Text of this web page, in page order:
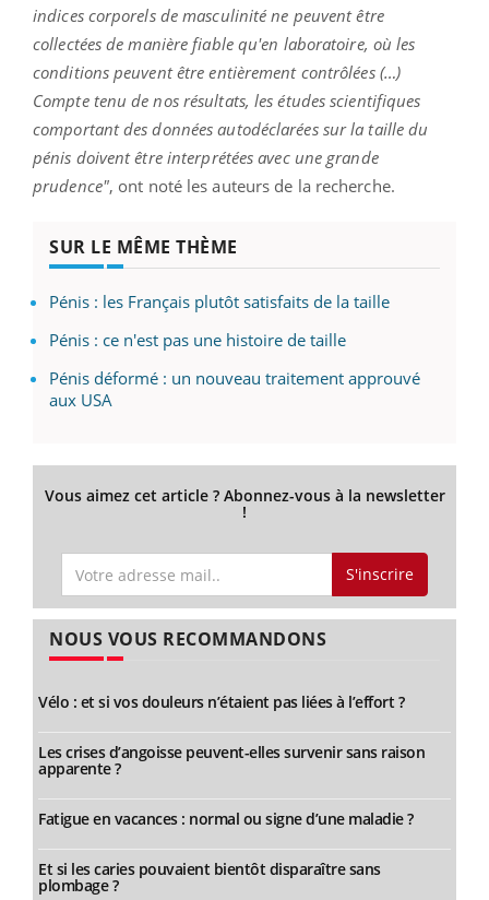
indices corporels de masculinité ne peuvent être
collectées de manière fiable qu'en laboratoire, où les
conditions peuvent être entièrement contrôlées (…)
Compte tenu de nos résultats, les études scientifiques
comportant des données autodéclarées sur la taille du
pénis doivent être interprétées avec une grande
prudence", ont noté les auteurs de la recherche.
SUR LE MÊME THÈME
Pénis : les Français plutôt satisfaits de la taille
Pénis : ce n'est pas une histoire de taille
Pénis déformé : un nouveau traitement approuvé
aux USA
Vous aimez cet article ? Abonnez-vous à la newsletter
!
S'inscrire
NOUS VOUS RECOMMANDONS
Vélo : et si vos douleurs n’étaient pas liées à l’effort ?
Les crises d’angoisse peuvent-elles survenir sans raison
apparente ?
Fatigue en vacances : normal ou signe d’une maladie ?
Et si les caries pouvaient bientôt disparaître sans
plombage ?